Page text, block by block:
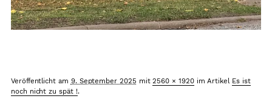
Kontakt
Veröffentlicht am 9. September 2025 mit2560 × 1920im Artikel Es ist
noch nicht zu spät !.